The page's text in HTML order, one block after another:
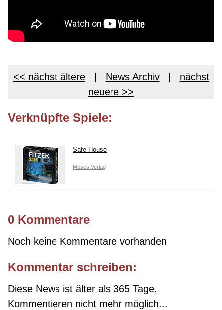
<< nächst ältere| News Archiv| nächst
neuere >>
Verknüpfte Spiele:
Safe House
Moses Verlag
0 Kommentare
Noch keine Kommentare vorhanden
Kommentar schreiben:
Diese News ist älter als 365 Tage.
Kommentieren nicht mehr möglich...